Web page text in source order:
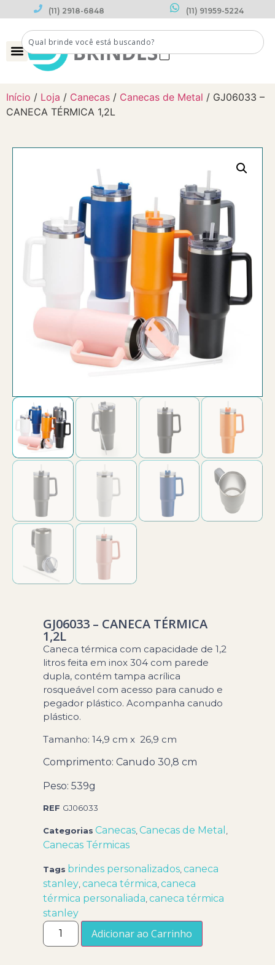
(11) 2918-6848 (11) 91959-5224
Início / Loja / Canecas / Canecas de Metal / GJ06033 –
CANECA TÉRMICA 1,2L
GJ06033 – CANECA TÉRMICA
1,2L
Caneca térmica com capacidade de 1,2
litros feita em inox 304 com parede
dupla, contém tampa acrílica
rosqueável com acesso para canudo e
pegador plástico. Acompanha canudo
plástico.
Tamanho: 14,9 cm x 26,9 cm
Comprimento: Canudo 30,8 cm
Peso: 539g
REF GJ06033
Categorias Canecas ,Canecas de Metal
Canecas Térmicas
Tags brindes personalizados ,caneca
stanley ,caneca térmica ,caneca
térmica personaliada ,caneca térmica
stanley
Adicionar ao Carrinho